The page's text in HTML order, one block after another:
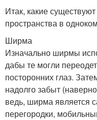
Итак, какие
пространства в
Ширма
Изначально ширмы
дабы те могли
посторонних глаз.
надолго забыт
ведь, ширма является
перегородки,